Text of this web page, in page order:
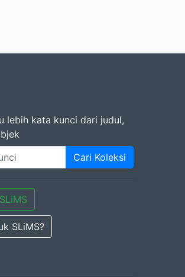
lebih kata kunci dari judul,
Cari Koleksi
SLiMS?